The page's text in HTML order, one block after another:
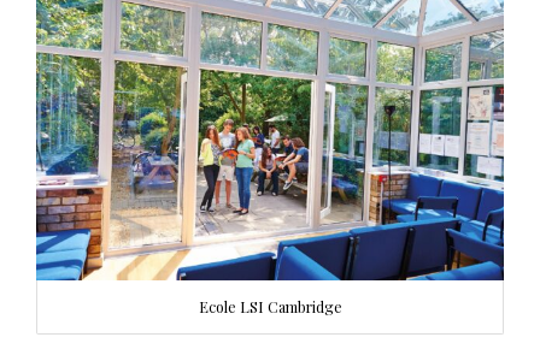
Ecole LSI Cambridge